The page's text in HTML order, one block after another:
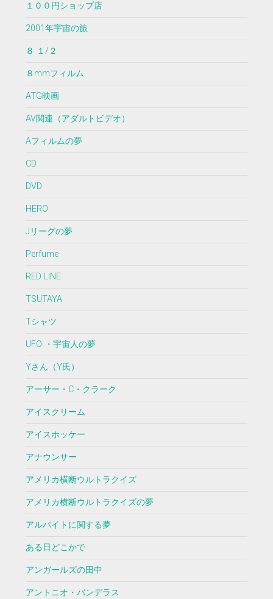
１００円ショップ店
2001年宇宙の旅
８ １/２
８mmフィルム
ATG映画
AV関連（アダルトビデオ）
Aフィルムの夢
CD
DVD
HERO
Jリーグの夢
Perfume
RED LINE
TSUTAYA
Tシャツ
UFO ・宇宙人の夢
Yさん（Y氏）
アーサー・C・クラーク
アイスクリーム
アイスホッケー
アナウンサー
アメリカ横断ウルトラクイズ
アメリカ横断ウルトラクイズの夢
アルバイトに関する夢
ある日どこかで
アンガールズの田中
アントニオ・バンデラス